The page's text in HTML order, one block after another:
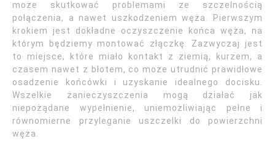
może skutkować problemami ze szczelnością
połączenia, a nawet uszkodzeniem węża. Pierwszym
krokiem jest dokładne oczyszczenie końca węża, na
którym będziemy montować złączkę. Zazwyczaj jest
to miejsce, które miało kontakt z ziemią, kurzem, a
czasem nawet z błotem, co może utrudnić prawidłowe
osadzenie końcówki i uzyskanie idealnego docisku.
Wszelkie zanieczyszczenia mogą działać jak
niepożądane wypełnienie, uniemożliwiając pełne i
równomierne przyleganie uszczelki do powierzchni
węża.